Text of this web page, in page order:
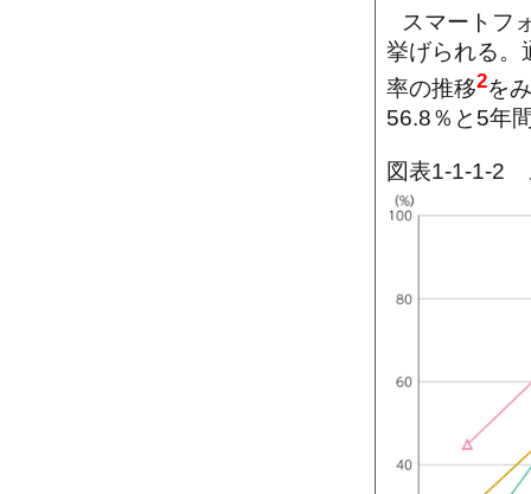
スマートフ
挙げられる。
率の推移2を
56.8％と5年
図表1-1-1-2